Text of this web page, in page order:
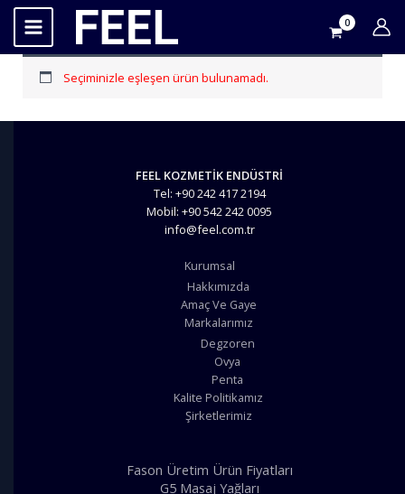
İçeriğe
Seçiminizle eşleşen ürün bulunamadı.
FEEL KOZMETİK ENDÜSTRİ
Tel: +90 242 417 2194
Mobil: +90 542 242 0095
info@feel.com.tr
Kurumsal
Hakkımızda
Amaç Ve Gaye
Markalarımız
Degzoren
Ovya
Penta
Kalite Politikamız
Şirketlerimiz
Fason Üretim Ürün Fiyatları
G5 Masaj Yağları